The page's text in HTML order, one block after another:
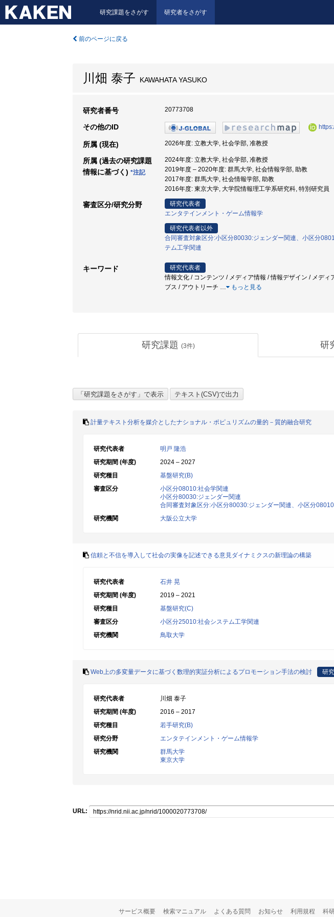
研究課題をさがす 研究者をさがす
前のページに戻る
川畑 泰子 KAWAHATA YASUKO
研究者番号 20773708
その他のID
所属 (現在) 2026年度: 立教大学, 社会学部, 准教授
所属 (過去の研究課題
情報に基づく) *注記
2024年度: 立教大学, 社会学部, 准教授
2019年度 – 2020年度: 群馬大学, 社会情報学部, 助教
2017年度: 群馬大学, 社会情報学部, 助教
2016年度: 東京大学, 大学院情報理工学系研究科, 特別研究員
審査区分/研究分野
研究代表者
エンタテインメント・ゲーム情報学
研究代表者以外
合同審査対象区分:小区分80030:ジェンダー関連、小区分
テム工学関連
キーワード
研究代表者
情報文化 / コンテンツ / メディア情報 / 情報デザイン / メデ
ブス / アウトリーチ … もっと見る
研究課題 (3件) 研
計量テキスト分析を媒介としたナショナル・ポピュリズムの量的－質的融合研究
研究代表者
明戸 隆浩
研究期間 (年度)
2024 – 2027
研究種目
基盤研究(B)
審査区分
小区分08010:社会学関連
小区分80030:ジェンダー関連
合同審査対象区分:小区分80030:ジェンダー関連、小区分
研究機関
大阪公立大学
信頼と不信を導入して社会の実像を記述できる意見ダイナミクスの新理論の構築
研究代表者
石井 晃
研究期間 (年度)
2019 – 2021
研究種目
基盤研究(C)
審査区分
小区分25010:社会システム工学関連
研究機関
鳥取大学
Web上の多変量データに基づく数理的実証分析によるプロモーション手法の検討 研
研究代表者
川畑 泰子
研究期間 (年度)
2016 – 2017
研究種目
若手研究(B)
研究分野
エンタテインメント・ゲーム情報学
研究機関
群馬大学
東京大学
URL:
サービス概要 検索マニュアル よくある質問 お知らせ 利用規程 科